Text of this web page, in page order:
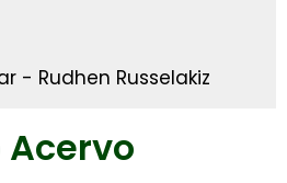
- Rudhen Russelakiz